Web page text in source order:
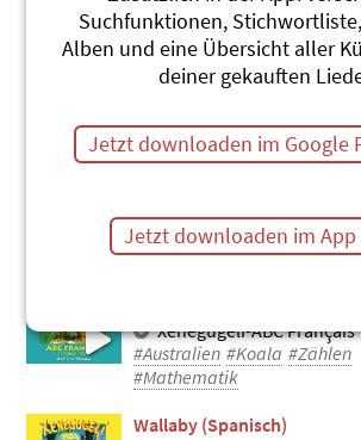
Koala (Spanisch)
Roland Zoss
Xenegugeli-ABC Español
#Australien #Koala #Zählen
Eukalyptus / Eucalyptus
#Baum #Australien #Koala
Xenegugeli-ABC Français
#Australien #Koala #Zählen
#Mathematik
Wallaby (Spanisch)
Suchfunktionen,
Alben und eine Übersicht aller
deiner gekauften
Jetzt downloaden im Google
Jetzt downloaden im App